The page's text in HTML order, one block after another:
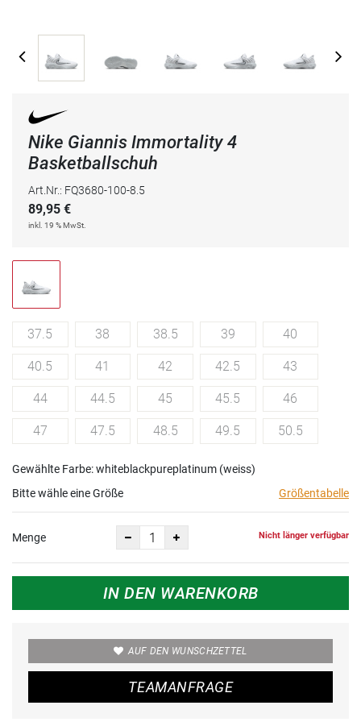
Nike Giannis Immortality 4
Basketballschuh
Art.Nr.: FQ3680-100-8.5
89,95 €
inkl. 19 % MwSt.
37.5 38 38.5 39 40
40.5 41 42 42.5 43
44 44.5 45 45.5 46
47 47.5 48.5 49.5 50.5
Gewählte Farbe: whiteblackpureplatinum (weiss)
Bitte wähle eine Größe
Größentabelle
Menge Nicht länger verfügbar
IN DEN WARENKORB
AUF DEN WUNSCHZETTEL
TEAMANFRAGE